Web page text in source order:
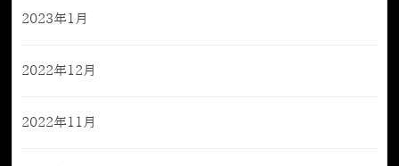
2023年1月
2022年12月
2022年11月